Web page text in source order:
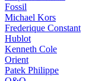
Fossil
Michael Kors
Frederique Constant
Hublot
Kenneth Cole
Orient
Patek Philippe